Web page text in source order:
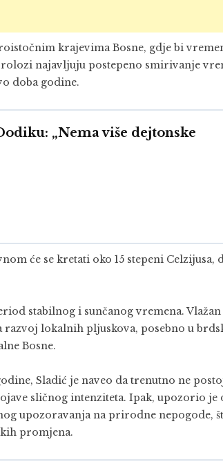
krajevima Bosne, gdje bi
najavljuju postepeno smirivanje
doba godine.
„Nema više dejtonske
će se kretati oko 15 stepeni Celzijusa,
stabilnog i sunčanog vremena.
razvoj lokalnih pljuskova, posebno u
Bosne.
Sladić je naveo da trenutno ne
sličnog intenziteta. Ipak, upozorio je
upozoravanja na prirodne nepogode,
promjena.